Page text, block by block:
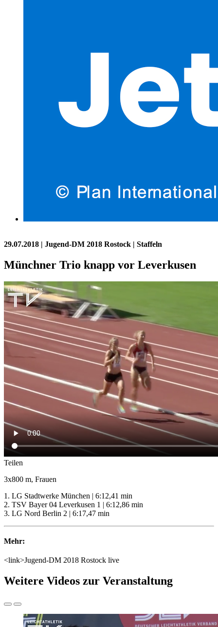
29.07.2018 | Jugend-DM 2018 Rostock | Staffeln
Münchner Trio knapp vor Leverkusen
Teilen
3x800 m, Frauen
1. LG Stadtwerke München | 6:12,41 min
2. TSV Bayer 04 Leverkusen 1 | 6:12,86 min
3. LG Nord Berlin 2 | 6:17,47 min
Mehr:
<link>Jugend-DM 2018 Rostock live
Weitere Videos zur Veranstaltung